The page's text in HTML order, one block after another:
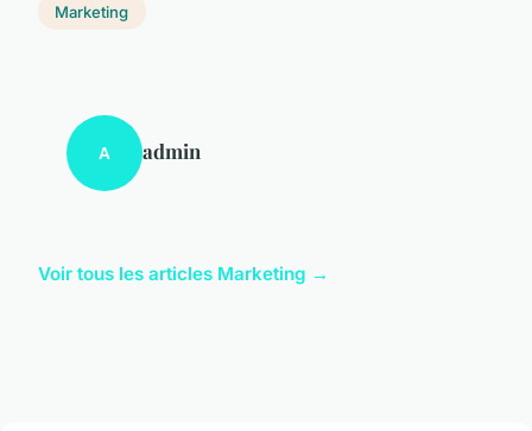
Marketing
A admin
Voir tous les articles Marketing →